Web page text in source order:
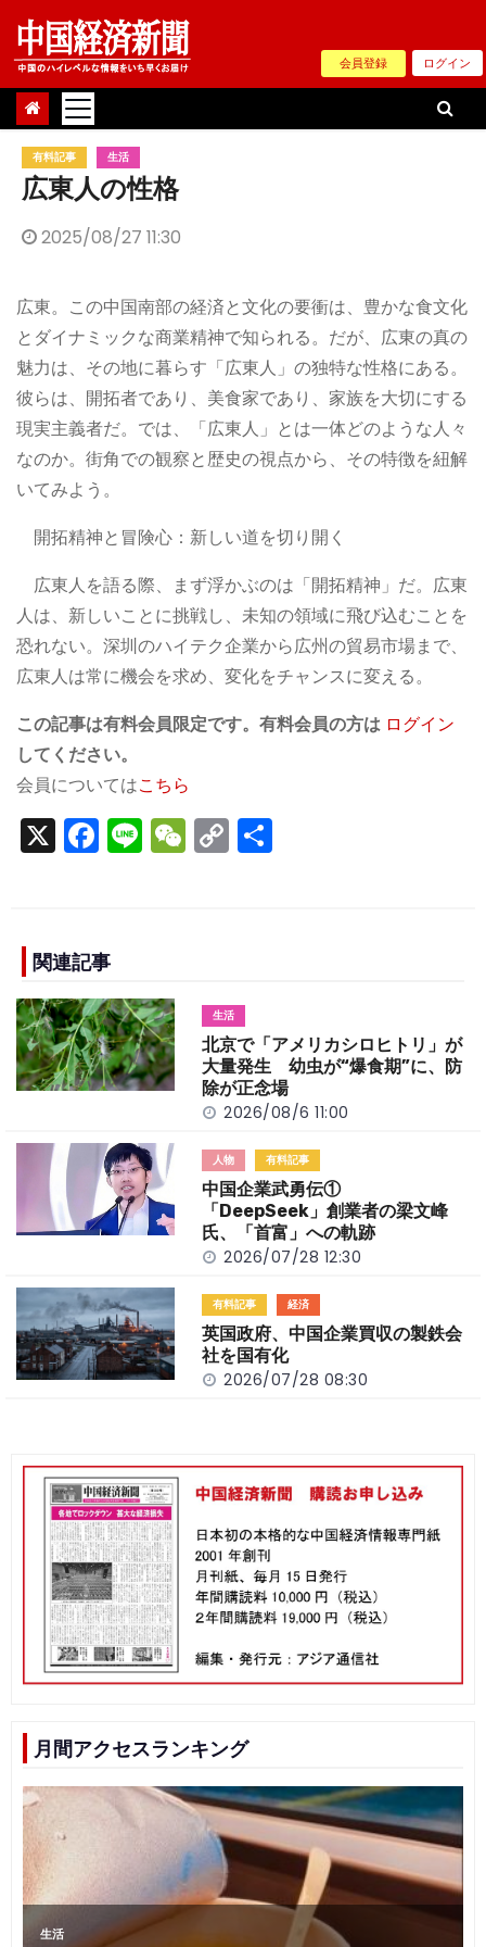
Skip
content
会員登録 ログイン
有料記事 生活
広東人の性格
2025/08/27 11:30
広東。この中国南部の経済と文化の要衝は、豊かな食文化
とダイナミックな商業精神で知られる。だが、広東の真の
魅力は、その地に暮らす「広東人」の独特な性格にある。
彼らは、開拓者であり、美食家であり、家族を大切にする
現実主義者だ。では、「広東人」とは一体どのような人々
なのか。街角での観察と歴史の視点から、その特徴を紐解
いてみよう。
開拓精神と冒険心：新しい道を切り開く
広東人を語る際、まず浮かぶのは「開拓精神」だ。広東
人は、新しいことに挑戦し、未知の領域に飛び込むことを
恐れない。深圳のハイテク企業から広州の貿易市場まで、
広東人は常に機会を求め、変化をチャンスに変える。
この記事は有料会員限定です。有料会員の方は ログイン
してください。
会員についてはこちら
X F
a
e
b
o
o
k
Li
n
W
e
C
o
n
k
関連記事
生活
北京で「アメリカシロヒトリ」が
大量発生 幼虫が“爆食期”に、防
除が正念場
2026/08/6 11:00
人物 有料記事
中国企業武勇伝①
「DeepSeek」創業者の梁文峰
氏、「首富」への軌跡
2026/07/28 12:30
有料記事 経済
英国政府、中国企業買収の製鉄会
社を国有化
2026/07/28 08:30
月間アクセスランキング